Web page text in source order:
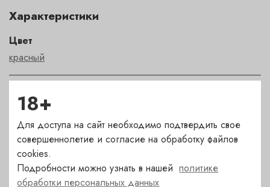
Характеристики
Цвет
красный
сухое
Страна
Испания
18+
Для доступа на сайт необходимо подтвердить свое
совершеннолетие и согласие на обработку файлов
cookies.
Подробности можно узнать в нашейполитике
обработки персональных данных